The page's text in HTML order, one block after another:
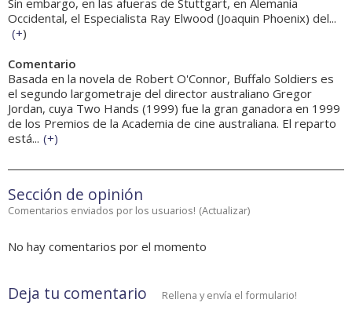
Sin embargo, en las afueras de Stuttgart, en Alemania
Occidental, el Especialista Ray Elwood (Joaquin Phoenix) del...
(+)
Comentario
Basada en la novela de Robert O'Connor, Buffalo Soldiers es
el segundo largometraje del director australiano Gregor
Jordan, cuya Two Hands (1999) fue la gran ganadora en 1999
de los Premios de la Academia de cine australiana. El reparto
está... (+)
Sección de opinión
Comentarios enviados por los usuarios! (Actualizar)
No hay comentarios por el momento
Deja tu comentario Rellena y envía el formulario!